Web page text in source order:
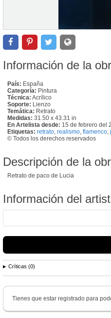
Información de la
País: España
Categoría: Pintura
Técnica: Acrílico
Soporte: Lienzo
Temática: Retrato
Medidas: 31.50 x 43.31 in
En Artelista desde: 15 de febrero del
Etiquetas: retrato realismo flamenco
© Todos los derechos reservados
Descripción de la
Retrato de paco de Lucia
Información del
Críticas (0)
Tienes que estar registrado para